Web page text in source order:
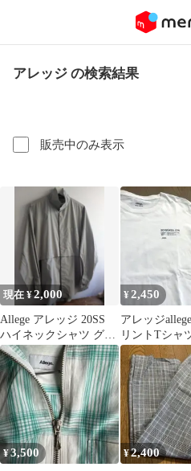
アレッジ の検索結果
販売中のみ表示
現在 ¥2,000
Allege アレッジ 20SS
ハイネックシャツ グレ
ー 4
¥2,450
アレッジ
リントTシャ
¥3,500 ¥2,400